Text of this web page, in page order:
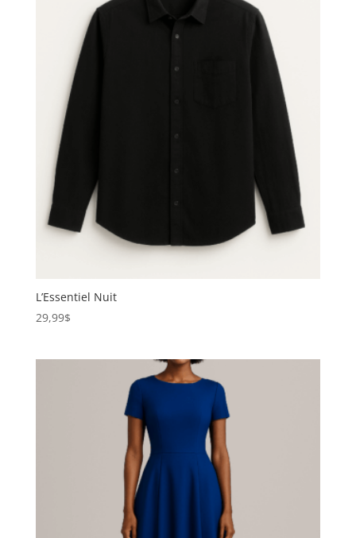
L’Essentiel Nuit
29,99$